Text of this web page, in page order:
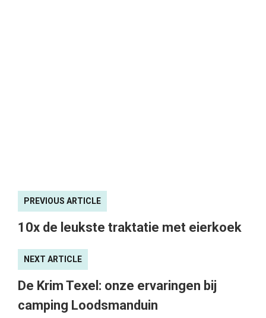
PREVIOUS ARTICLE
10x de leukste traktatie met eierkoek
NEXT ARTICLE
De Krim Texel: onze ervaringen bij
camping Loodsmanduin